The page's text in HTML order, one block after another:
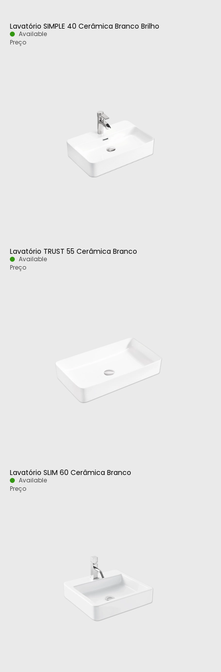
Lavatório SIMPLE 40 Cerâmica Branco Brilho
Available
Preço
Lavatório TRUST 55 Cerâmica Branco
Available
Preço
Lavatório SLIM 60 Cerâmica Branco
Available
Preço